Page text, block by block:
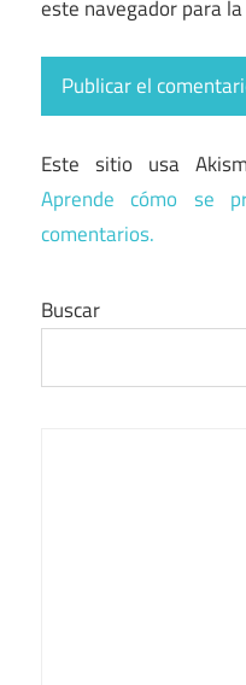
este navegador para
Este sitio usa
Aprende cómo se
comentarios.
Buscar